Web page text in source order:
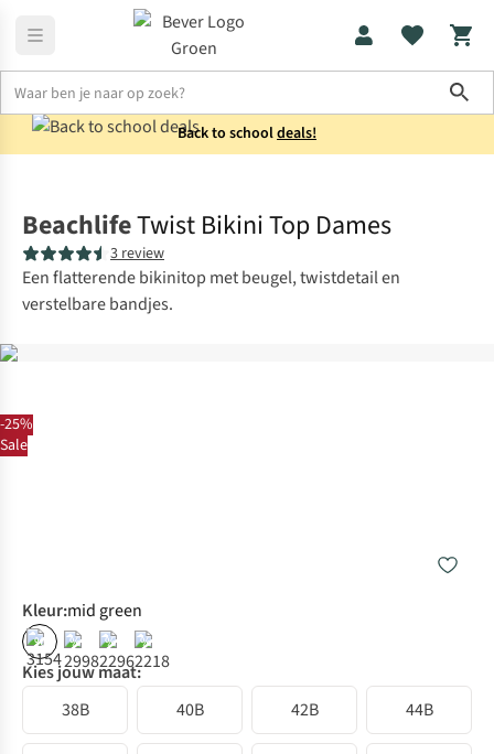
Back to schooldeals!
-25%
Sale
BeachlifeTwist Bikini Top Dames
3 review
Een flatterende bikinitop met beugel, twistdetail en
verstelbare bandjes.
Kleur:mid green
% % % %
Kies jouw maat:
38B
40B 42B 44B